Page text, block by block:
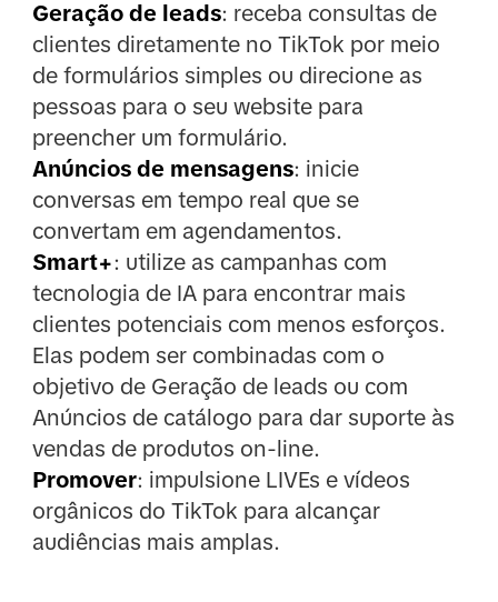
Geração de leads: receba consultas de
clientes diretamente no TikTok por meio
de formulários simples ou direcione as
pessoas para o seu website para
preencher um formulário.
Anúncios de mensagens: inicie
conversas em tempo real que se
convertam em agendamentos.
Smart+: utilize as campanhas com
tecnologia de IA para encontrar mais
clientes potenciais com menos esforços.
Elas podem ser combinadas com o
objetivo de Geração de leads ou com
Anúncios de catálogo para dar suporte às
vendas de produtos on-line.
Promover: impulsione LIVEs e vídeos
orgânicos do TikTok para alcançar
audiências mais amplas.